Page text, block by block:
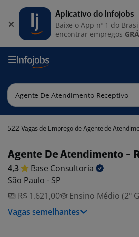
522 Vagas de Emprego de Agente de
Agente De Atendimento -
4,3 Base Consultoria
São Paulo - SP
R$ 1.621,00
Ensino Médio (2º
Vagas semelhantes
Aplicativo do Infojobs
Baixe o App nº 1 do
encontrar empregos